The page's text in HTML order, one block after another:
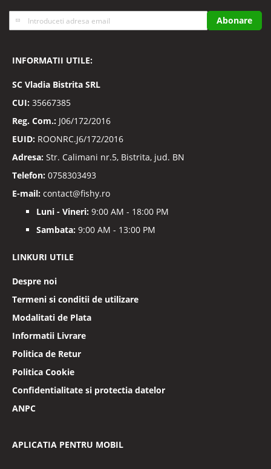
Inscrieti-
va
noastre
Abonare
INFORMATII UTILE:
SC Vladia Bistrita SRL
CUI: 35667385
Reg. Com.: J06/172/2016
EUID: ROONRC.J6/172/2016
Adresa: Str. Calimani nr.5, Bistrita, jud. BN
Telefon: 0758303493
E-mail: contact@fishy.ro
Luni - Vineri: 9:00 AM - 18:00 PM
Sambata: 9:00 AM - 13:00 PM
LINKURI UTILE
Despre noi
Termeni si conditii de utilizare
Modalitati de Plata
Informatii Livrare
Politica de Retur
Politica Cookie
Confidentialitate si protectia datelor
ANPC
APLICATIA PENTRU MOBIL